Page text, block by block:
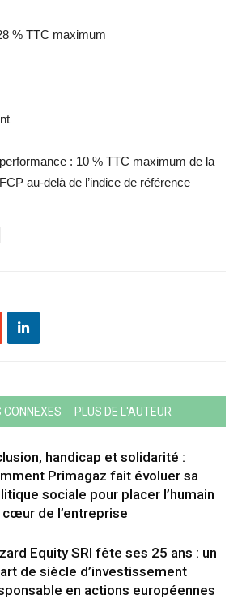
% TTC maximum
: 10 % TTC maximum de la
au-delà de l’indice de référence
CONNEXES PLUS DE L'AUTEUR
handicap et solidarité :
Primagaz fait évoluer sa
sociale pour placer l’humain
cœur de l’entreprise
Equity SRI fête ses 25 ans : un
de siècle d’investissement
en actions européennes